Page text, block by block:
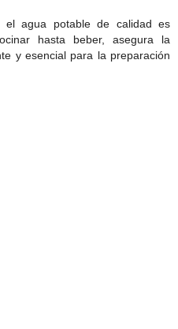
el agua potable de calidad es
hasta beber, asegura la
y esencial para la preparación